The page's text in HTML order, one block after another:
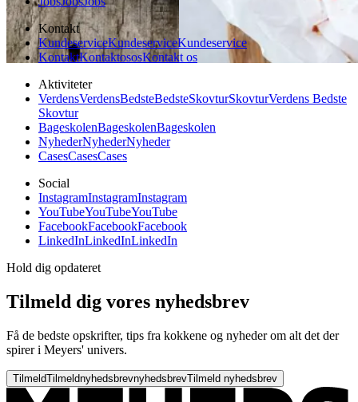
Kontakt
KundeserviceKundeserviceKundeservice
KontaktKontaktososKontakt os
Aktiviteter
VerdensVerdensBedsteBedsteSkovturSkovturVerdens Bedste
Skovtur
BageskolenBageskolenBageskolen
NyhederNyhederNyheder
CasesCasesCases
Social
InstagramInstagramInstagram
YouTubeYouTubeYouTube
FacebookFacebookFacebook
LinkedInLinkedInLinkedIn
Hold dig opdateret
Tilmeld dig vores nyhedsbrev
Få de bedste opskrifter, tips fra kokkene og nyheder om alt det der
spirer i Meyers' univers.
TilmeldTilmeldnyhedsbrevnyhedsbrevTilmeld nyhedsbrev